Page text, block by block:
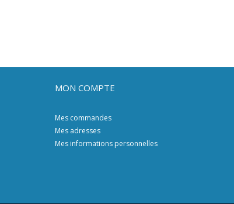
MON COMPTE
Mes commandes
Mes adresses
Mes informations personnelles